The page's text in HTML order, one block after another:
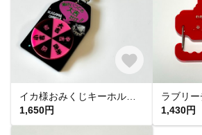
1,650円
1,430円